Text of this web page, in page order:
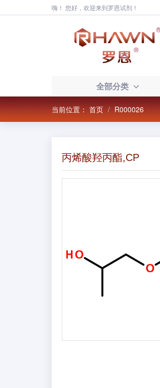
嗨！ 您好，欢迎来到罗恩试剂！
全部分类
当前位置：首页 R000026
丙烯酸羟丙酯,CP